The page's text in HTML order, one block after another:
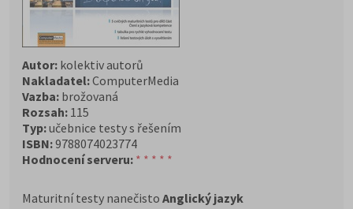
Autor: kolektiv autorů
Nakladatel:ComputerMedia
Vazba: brožovaná
Rozsah: 115
Typ:učebnice testy s řešením
ISBN:9788074023774
Hodnocení serveru: * * * * *
Maturitní testy nanečisto Anglický jazyk